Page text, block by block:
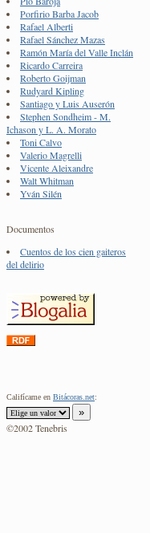
Porfirio Barba Jacob
Rafael Alberti
Rafael Sánchez Mazas
Ramón María del Valle Inclán
Ricardo Carreira
Roberto Goijman
Rudyard Kipling
Santiago y Luis Auserón
Stephen Sondheim - M.
Ichason y L. A. Morato
Toni Calvo
Valerio Magrelli
Vicente Aleixandre
Walt Whitman
Yván Silén
Documentos
Cuentos de los cien gaiteros
del delirio
Califícame en Bitácoras.net:
©2002 Tenebris